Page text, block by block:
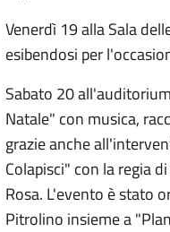
Venerdì 19 alla Sala
esibendosi per
Sabato 20
Natale" con musica,
grazie anche
Colapisci" con la regia
Rosa. L'evento è stato
Pitrolino insieme a